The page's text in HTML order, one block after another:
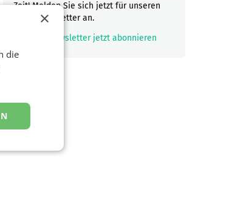
Zeit! Melden Sie sich jetzt für unseren
gratis Newsletter an.
Newsletter jetzt abonnieren
×
die